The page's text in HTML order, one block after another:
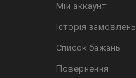
Мій аккаунт
Історія замовлень
Список бажань
Повернення